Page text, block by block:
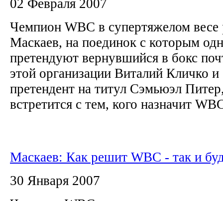
02 Февраля 2007
Чемпион WBC в супертяжелом весе
Маскаев, на поединок с которым
претендуют вернувшийся в бокс
этой организации Виталий Кличко и
претендент на титул Сэмьюэл
встретится с тем, кого назначит
Маскаев: Как решит WBC - так и
30 Января 2007